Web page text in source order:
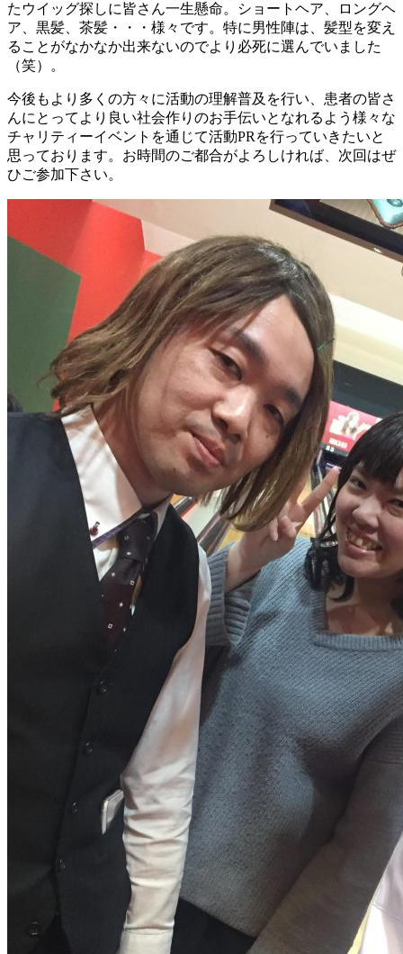
たウイッグ探しに皆さん一生懸命。ショートヘア、ロングヘ
ア、黒髪、茶髪・・・様々です。特に男性陣は、髪型を変え
ることがなかなか出来ないのでより必死に選んでいました
（笑）。
今後もより多くの方々に活動の理解普及を行い、患者の皆さ
んにとってより良い社会作りのお手伝いとなれるよう様々な
チャリティーイベントを通じて活動PRを行っていきたいと
思っております。お時間のご都合がよろしければ、次回はぜ
ひご参加下さい。